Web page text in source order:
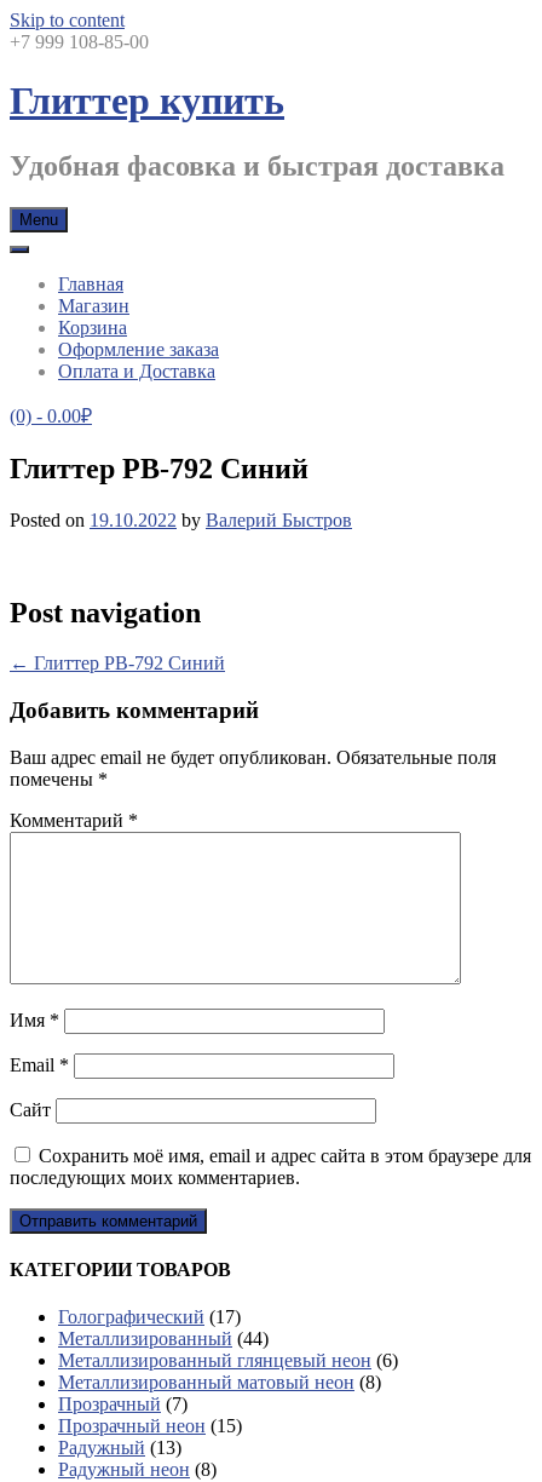
Skip to content
+7 999 108-85-00
Глиттер купить
Удобная фасовка и быстрая доставка
Menu
Главная
Магазин
Корзина
Оформление заказа
Оплата и Доставка
(0) - 0.00₽
Глиттер PB-792 Синий
Posted on 19.10.2022 by Валерий Быстров
Post navigation
← Глиттер PB-792 Синий
Добавить комментарий
Ваш адрес email не будет опубликован. Обязательные поля
помечены *
Комментарий *
Имя *
Email *
Сайт
Сохранить моё имя, email и адрес сайта в этом браузере для
последующих моих комментариев.
КАТЕГОРИИ ТОВАРОВ
Голографический (17)
Металлизированный (44)
Металлизированный глянцевый неон (6)
Металлизированный матовый неон (8)
Прозрачный (7)
Прозрачный неон (15)
Радужный (13)
Радужный неон (8)